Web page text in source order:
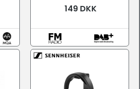
149 DKK